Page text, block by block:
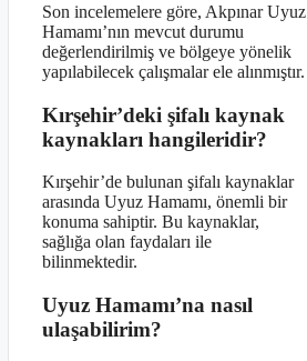
Son incelemelere göre, Akpınar Uyuz
Hamamı’nın mevcut durumu
değerlendirilmiş ve bölgeye yönelik
yapılabilecek çalışmalar ele alınmıştır.
Kırşehir’deki şifalı kaynak
kaynakları hangileridir?
Kırşehir’de bulunan şifalı kaynaklar
arasında Uyuz Hamamı, önemli bir
konuma sahiptir. Bu kaynaklar,
sağlığa olan faydaları ile
bilinmektedir.
Uyuz Hamamı’na nasıl
ulaşabilirim?